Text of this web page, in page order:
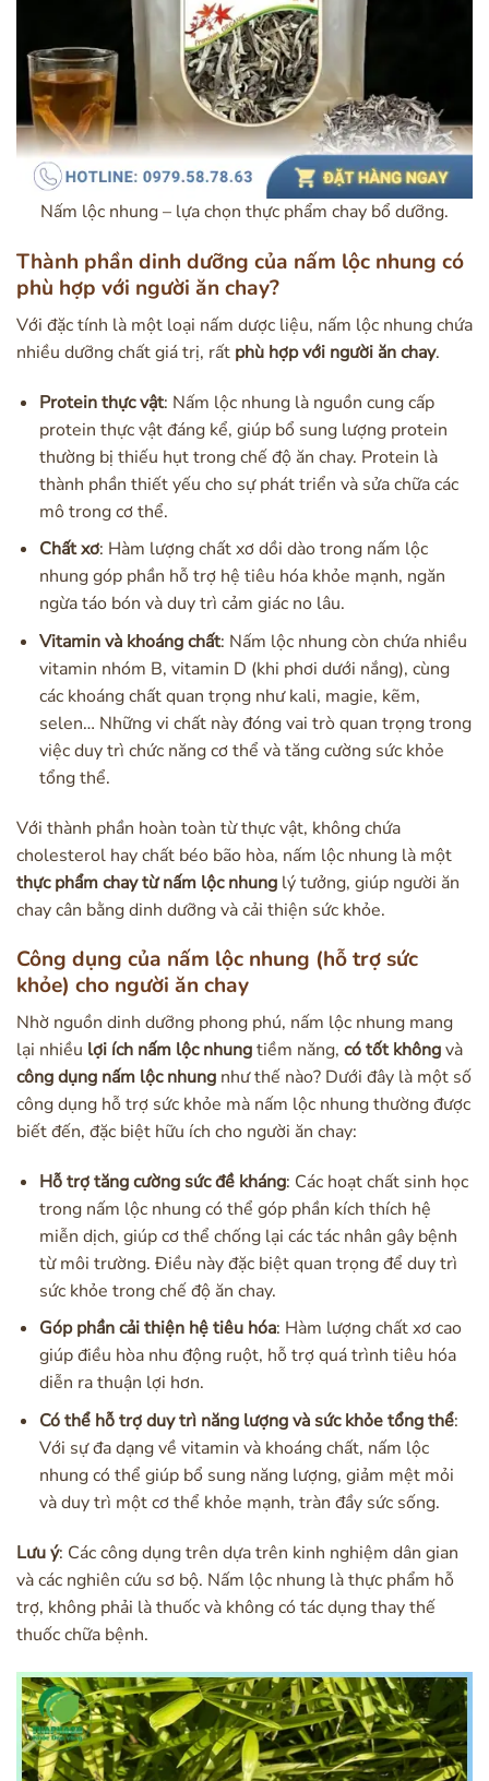
Nấm lộc nhung – lựa chọn thực phẩm chay bổ dưỡng.
Thành phần dinh dưỡng của nấm lộc nhung có
phù hợp với người ăn chay?
Với đặc tính là một loại nấm dược liệu, nấm lộc nhung chứa
nhiều dưỡng chất giá trị, rất phù hợp với người ăn chay.
Protein thực vật: Nấm lộc nhung là nguồn cung cấp
protein thực vật đáng kể, giúp bổ sung lượng protein
thường bị thiếu hụt trong chế độ ăn chay. Protein là
thành phần thiết yếu cho sự phát triển và sửa chữa các
mô trong cơ thể.
Chất xơ: Hàm lượng chất xơ dồi dào trong nấm lộc
nhung góp phần hỗ trợ hệ tiêu hóa khỏe mạnh, ngăn
ngừa táo bón và duy trì cảm giác no lâu.
Vitamin và khoáng chất: Nấm lộc nhung còn chứa nhiều
vitamin nhóm B, vitamin D (khi phơi dưới nắng), cùng
các khoáng chất quan trọng như kali, magie, kẽm,
selen… Những vi chất này đóng vai trò quan trọng trong
việc duy trì chức năng cơ thể và tăng cường sức khỏe
tổng thể.
Với thành phần hoàn toàn từ thực vật, không chứa
cholesterol hay chất béo bão hòa, nấm lộc nhung là một
thực phẩm chay từ nấm lộc nhung lý tưởng, giúp người ăn
chay cân bằng dinh dưỡng và cải thiện sức khỏe.
Công dụng của nấm lộc nhung (hỗ trợ sức
khỏe) cho người ăn chay
Nhờ nguồn dinh dưỡng phong phú, nấm lộc nhung mang
lại nhiều lợi ích nấm lộc nhungtiềm năng, có tốt khôngvà
công dụng nấm lộc nhung như thế nào? Dưới đây là một số
công dụng hỗ trợ sức khỏe mà nấm lộc nhung thường được
biết đến, đặc biệt hữu ích cho người ăn chay:
Hỗ trợ tăng cường sức đề kháng: Các hoạt chất sinh học
trong nấm lộc nhung có thể góp phần kích thích hệ
miễn dịch, giúp cơ thể chống lại các tác nhân gây bệnh
từ môi trường. Điều này đặc biệt quan trọng để duy trì
sức khỏe trong chế độ ăn chay.
Góp phần cải thiện hệ tiêu hóa: Hàm lượng chất xơ cao
giúp điều hòa nhu động ruột, hỗ trợ quá trình tiêu hóa
diễn ra thuận lợi hơn.
Có thể hỗ trợ duy trì năng lượng và sức khỏe tổng thể:
Với sự đa dạng về vitamin và khoáng chất, nấm lộc
nhung có thể giúp bổ sung năng lượng, giảm mệt mỏi
và duy trì một cơ thể khỏe mạnh, tràn đầy sức sống.
Lưu ý: Các công dụng trên dựa trên kinh nghiệm dân gian
và các nghiên cứu sơ bộ. Nấm lộc nhung là thực phẩm hỗ
trợ, không phải là thuốc và không có tác dụng thay thế
thuốc chữa bệnh.